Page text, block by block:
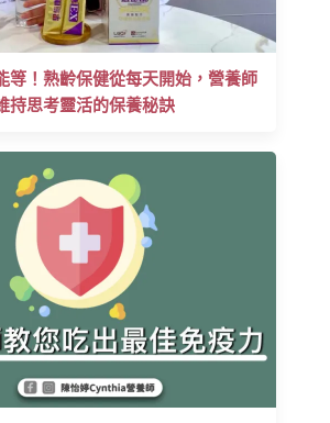
等！熟齡保健從每天開始，營養師
持思考靈活的保養秘訣